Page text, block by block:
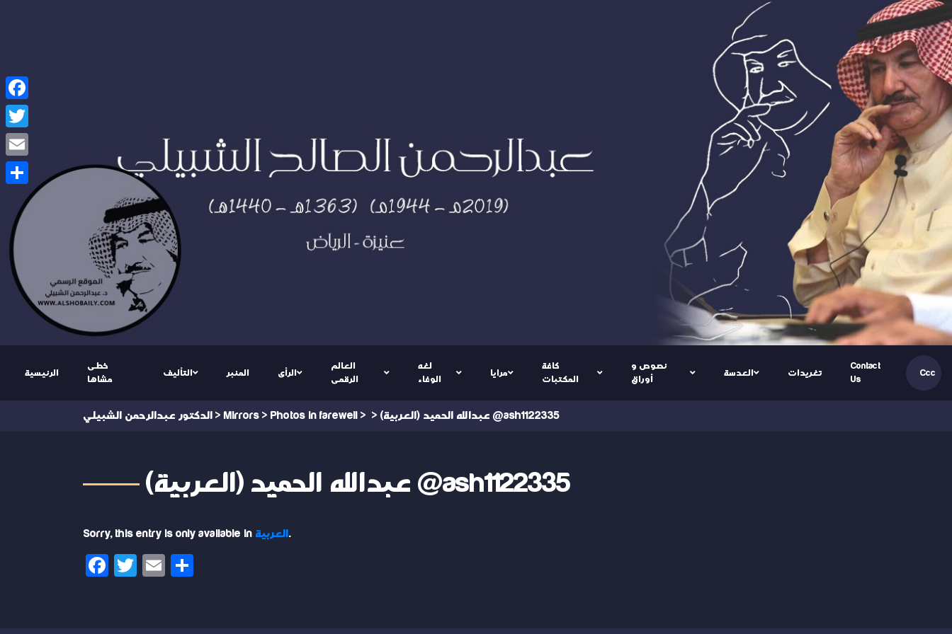
الرئيسية
خطى
مشاها
التأليف المنبر الرأى
العالم
الرقمى
لغه
الوفاء
مرايا
كافة
المكتبات
نصوص و
أوراق
العدسة تغريدات
Contact
Us
Ccc
الدكتور عبدالرحمن الشبيلي > Mirrors > Photos in farewell > > (العربية) عبدالله الحميد @ash1122335
(العربية) عبدالله الحميد @ash1122335
Sorry, this entry is only available in العربية.
Facebook
Twitter
Email
Facebook
Twitter
Email
Share